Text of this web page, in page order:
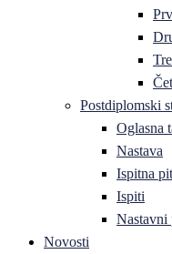
Postdiplomski
Oglasna
Nastava
Ispitna
Ispiti
Nastavni
Novosti